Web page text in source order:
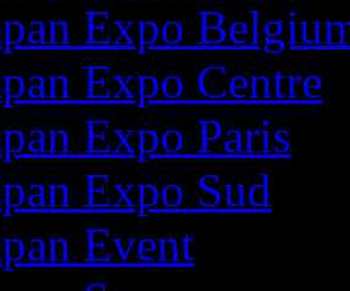
Expo
Expo Centre
Expo Paris
Expo Sud
Event